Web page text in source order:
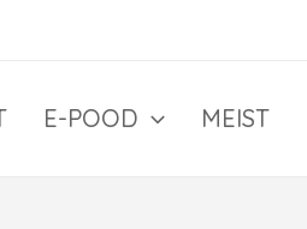
E-POOD MEIST